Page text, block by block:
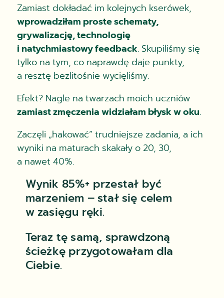
Zamiast dokładać im kolejnych kserówek,
wprowadziłam proste schematy,
grywalizację, technologię
i natychmiastowy feedback. Skupiliśmy się
tylko na tym, co naprawdę daje punkty,
a resztę bezlitośnie wycięliśmy.
Efekt? Nagle na twarzach moich uczniów
zamiast zmęczenia widziałam błysk w oku.
Zaczęli „hakować” trudniejsze zadania, a ich
wyniki na maturach skakały o 20, 30,
a nawet 40%.
Wynik 85%+ przestał być
marzeniem – stał się celem
w zasięgu ręki.
Teraz tę samą, sprawdzoną
ścieżkę przygotowałam dla
Ciebie.